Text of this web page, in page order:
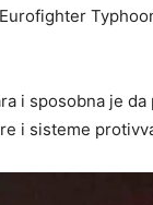
i sposobna je
i sisteme